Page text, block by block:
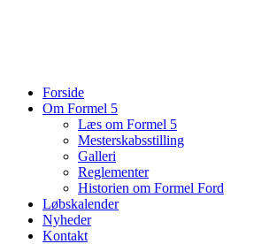
Forside
Om Formel 5
Læs om Formel 5
Mesterskabsstilling
Galleri
Reglementer
Historien om Formel Ford
Løbskalender
Nyheder
Kontakt